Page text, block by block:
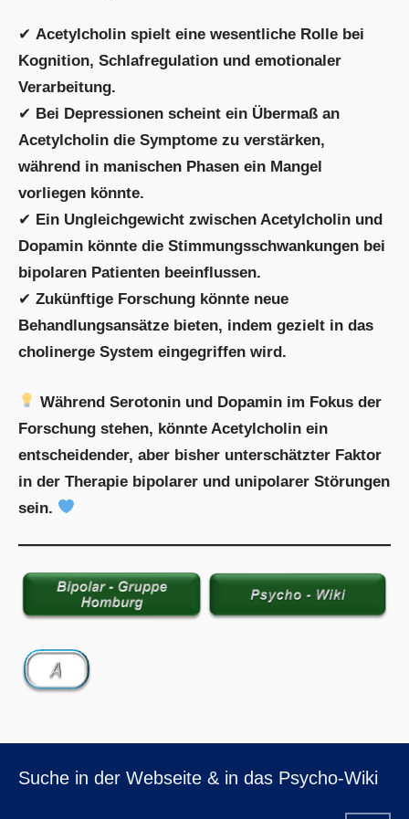
✔ Acetylcholin spielt eine wesentliche Rolle bei
Kognition, Schlafregulation und emotionaler
Verarbeitung.
✔ Bei Depressionen scheint ein Übermaß an
Acetylcholin die Symptome zu verstärken,
während in manischen Phasen ein Mangel
vorliegen könnte.
✔ Ein Ungleichgewicht zwischen Acetylcholin und
Dopamin könnte die Stimmungsschwankungen bei
bipolaren Patienten beeinflussen.
✔ Zukünftige Forschung könnte neue
Behandlungsansätze bieten, indem gezielt in das
cholinerge System eingegriffen wird.
Während Serotonin und Dopamin im Fokus der
Forschung stehen, könnte Acetylcholin ein
entscheidender, aber bisher unterschätzter Faktor
in der Therapie bipolarer und unipolarer Störungen
sein.
Suche in der Webseite & in das Psycho-Wiki